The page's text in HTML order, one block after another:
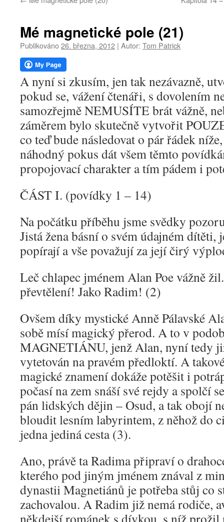
webu
Mé magnetické pole (21)
Publikováno26. března, 2012 | Autor: Tom Patrick
A nyní si zkusím, jen tak nezávazně,
pokud se, vážení čtenáři, s dovolením
samozřejmě NEMUSÍTE brát vážně,
záměrem bylo skutečně vytvořit
co teď bude následovat o pár řádek
náhodný pokus dát všem těmto
propojovací charakter a tím pádem i
ČÁST I. (povídky 1 – 14)
Na počátku příběhu jsme svědky
Jistá žena básní o svém údajném dítěti,
popírají a vše považují za její čirý
Leč chlapec jménem Alan Poe vážně
převtělení! Jako Radim! (2)
Ovšem díky mystické Anně Pálavské
sobě mísí magický přerod. A to v
MAGNETIÁNU, jenž Alan, nyní tedy
vytetován na pravém předloktí. A
magické znamení dokáže potěšit i
počasí na zem snáší své rejdy a spolčí
pán lidských dějin – Osud, a tak obojí
bloudit lesním labyrintem, z něhož do
jedna jediná cesta (3).
Ano, právě ta Radima připraví o
kterého pod jiným jménem znával z
dynastii Magnetiánů je potřeba stůj co
zachovalou. A Radim již nemá rodiče,
někdejší románek s dívkou, s níž